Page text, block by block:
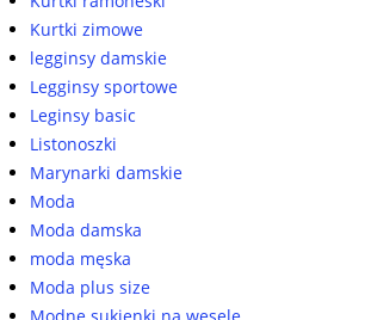
Kurtki zimowe
legginsy damskie
Legginsy sportowe
Leginsy basic
Listonoszki
Marynarki damskie
Moda
Moda damska
moda męska
Moda plus size